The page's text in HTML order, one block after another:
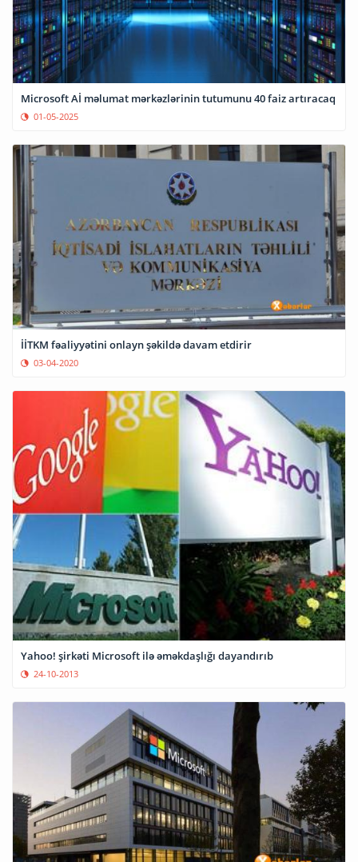
Microsoft Aİ məlumat mərkəzlərinin tutumunu 40 faiz artıracaq
01-05-2025
İİTKM fəaliyyətini onlayn şəkildə davam etdirir
03-04-2020
Yahoo! şirkəti Microsoft ilə əməkdaşlığı dayandırıb
24-10-2013